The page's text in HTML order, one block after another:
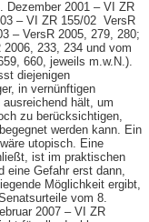
Dezember 2001 – VI ZR
– VI ZR 155/02 VersR
– VersR 2005, 279, 280;
233, 234 und vom
660, jeweils m.w.N.).
diejenigen
in vernünftigen
hält, um
zu berücksichtigen,
werden kann. Ein
utopisch. Eine
ist im praktischen
eine Gefahr erst dann,
Möglichkeit ergibt,
vom 8.
2007 – VI ZR